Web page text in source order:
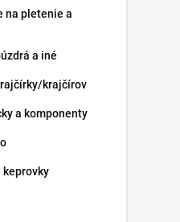
na pletenie a
a iné
krajčírov
a komponenty
keprovky